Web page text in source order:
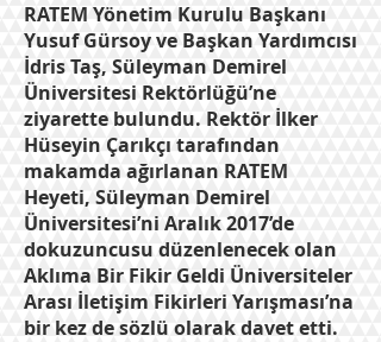
RATEM Yönetim Kurulu Başkanı
Yusuf Gürsoy ve Başkan Yardımcısı
İdris Taş, Süleyman Demirel
Üniversitesi Rektörlüğü’ne
ziyarette bulundu. Rektör İlker
Hüseyin Çarıkçı tarafından
makamda ağırlanan RATEM
Heyeti, Süleyman Demirel
Üniversitesi’ni Aralık 2017’de
dokuzuncusu düzenlenecek olan
Aklıma Bir Fikir Geldi Üniversiteler
Arası İletişim Fikirleri Yarışması’na
bir kez de sözlü olarak davet etti.